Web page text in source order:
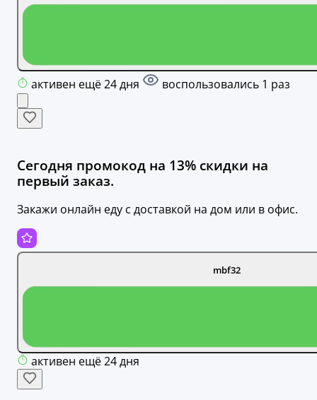
активен ещё 24 дня воспользовались 1 раз
Сегодня промокод на 13% скидки на
первый заказ.
Закажи онлайн еду с доставкой на дом или в офис.
mbf32
активен ещё 24 дня